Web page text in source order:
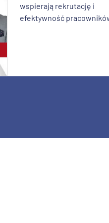
wspierają rekrutację i
efektywność